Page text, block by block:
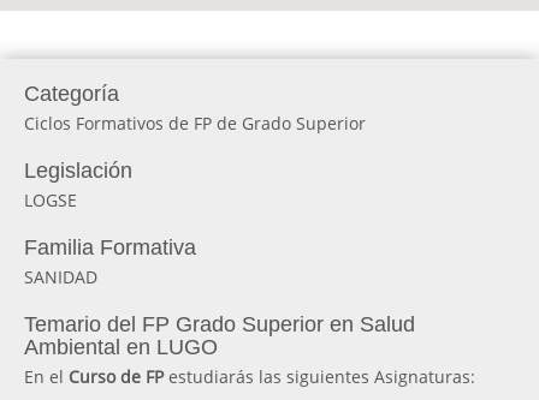
Categoría
Ciclos Formativos de FP de Grado Superior
Legislación
LOGSE
Familia Formativa
SANIDAD
Temario del FP Grado Superior en Salud
Ambiental en LUGO
En el Curso de FPestudiarás las siguientes Asignaturas: